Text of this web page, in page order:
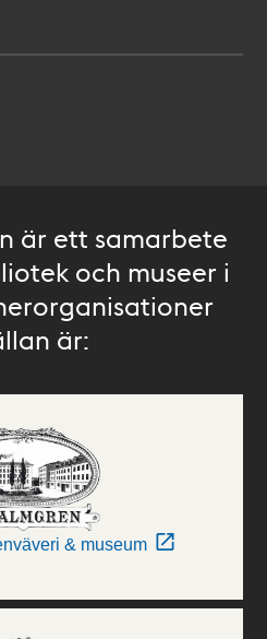
är ett samarbete
och museer i
är:
& museum